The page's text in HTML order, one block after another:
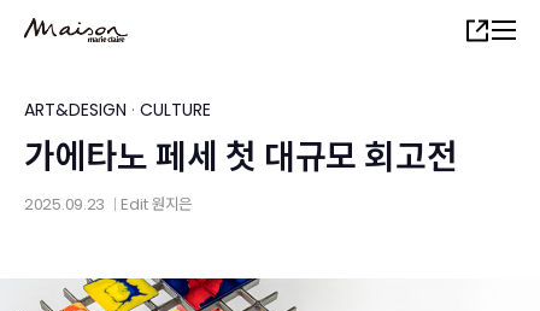
content
Share
ART&DESIGN · CULTURE
가에타노 페세 첫 대규모 회고전
2025.09.23 Edit원지은